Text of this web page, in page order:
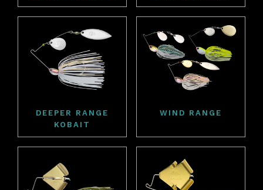
DEEPER RANGE
KOBAIT
WIND RANGE